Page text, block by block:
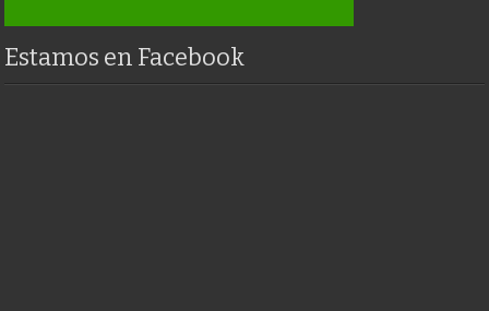
Estamos en Facebook